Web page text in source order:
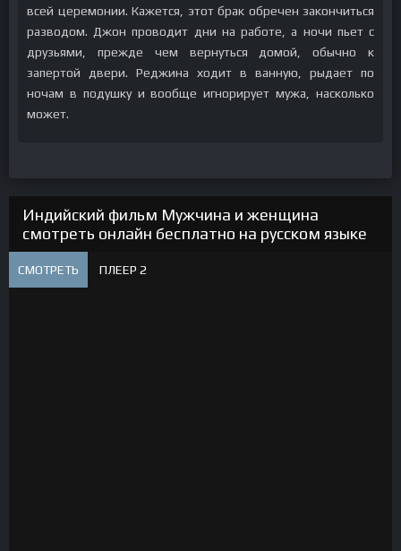
всей церемонии. Кажется, этот брак обречен закончиться
разводом. Джон проводит дни на работе, а ночи пьет с
друзьями, прежде чем вернуться домой, обычно к
запертой двери. Реджина ходит в ванную, рыдает по
ночам в подушку и вообще игнорирует мужа, насколько
может.
Индийский фильм Мужчина и женщина
смотреть онлайн бесплатно на русском языке
СМОТРЕТЬ ПЛЕЕР 2